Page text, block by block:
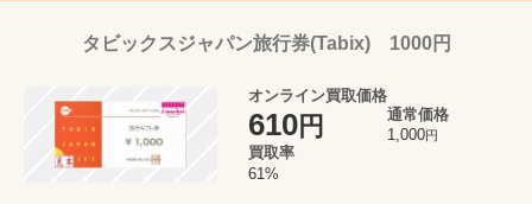
タビックスジャパン旅行券(Tabix) 1000円
オンライン買取価格
610円
通常価格
1,000円
買取率
61%